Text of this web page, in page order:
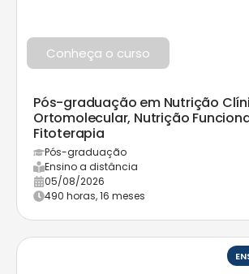
Conheça o curso
Pós-graduação em Nutrição
Ortomolecular, Nutrição
Fitoterapia
Pós-graduação
Ensino a distância
05/08/2026
490 horas, 16 meses